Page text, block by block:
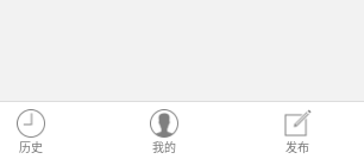
历史 我的 发布